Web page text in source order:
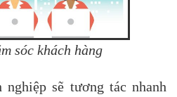
sóc khách hàng
nghiệp sẽ tương tác nhanh